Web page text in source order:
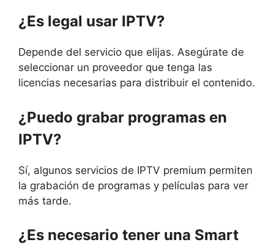
¿Es legal usar IPTV?
Depende del servicio que elijas. Asegúrate de
seleccionar un proveedor que tenga las
licencias necesarias para distribuir el contenido.
¿Puedo grabar programas en
IPTV?
Sí, algunos servicios de IPTV premium permiten
la grabación de programas y películas para ver
más tarde.
¿Es necesario tener una Smart